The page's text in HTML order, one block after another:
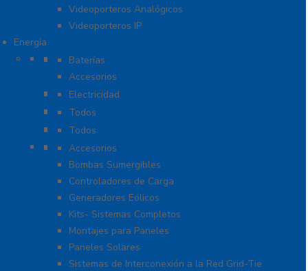
Videoporteros Analógicos
Videoporteros IP
Energía
Baterías
Baterías
Accesorios
Cables
Electricidad
Cargadores de Baterías
Todos
Lámparas de Emergencia
Todos
Energía Solar y Eólica
Accesorios
Bombas Sumergibles
Controladores de Carga
Generadores Eólicos
Kits- Sistemas Completos
Montajes para Paneles
Paneles Solares
Sistemas de Interconexión a la Red Grid-Tie